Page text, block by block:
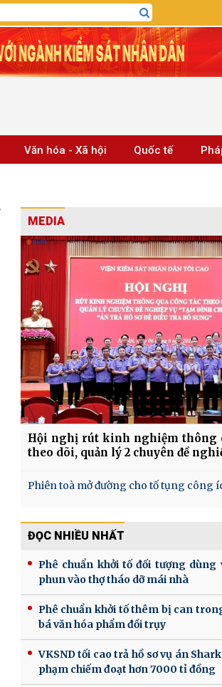
Văn hóa - Xã hội Quốc tế
MEDIA
Hội nghị rút kinh nghiệm thông
theo dõi, quản lý 2 chuyên đề
Phiên toà mở đường cho tố tụng công
ĐỌC NHIỀU NHẤT
Phê chuẩn khởi tố đối tượng
phun vào thợ tháo dỡ mái nhà
Phê chuẩn khởi tố thêm bị can
bá văn hóa phẩm đồi trụy
VKSND tối cao trả hồ sơ vụ án
phạm chiếm đoạt hơn 7000 tỉ đồng